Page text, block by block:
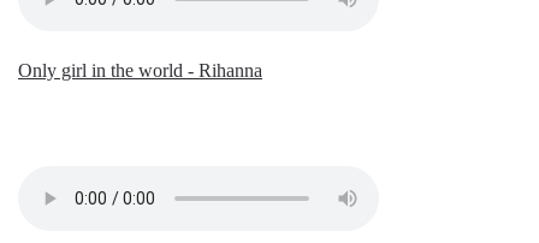
Only girl in the world - Rihanna